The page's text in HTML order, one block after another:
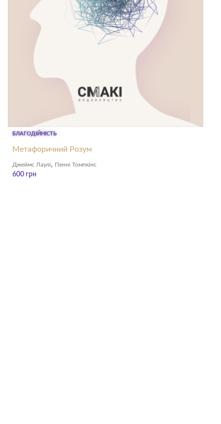
БЛАГОДІЙНІСТЬ
Метафоричний Розум
Джеймс Лаулі, Пенні Томпкінс
600 грн